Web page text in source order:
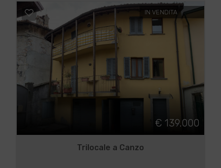
IN VENDITA
€ 139.000
Trilocale a Canzo